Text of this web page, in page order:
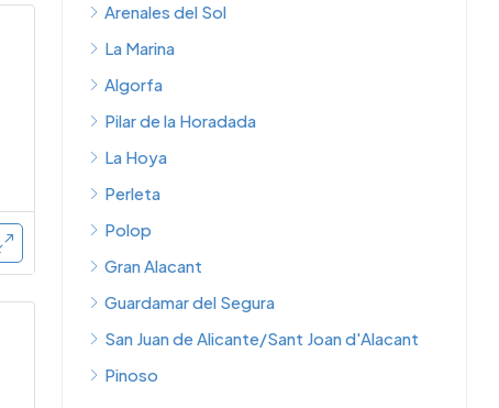
Arenales del Sol
La Marina
Algorfa
Pilar de la Horadada
La Hoya
Perleta
Polop
Gran Alacant
Guardamar del Segura
San Juan de Alicante/Sant Joan d'Alacant
Pinoso